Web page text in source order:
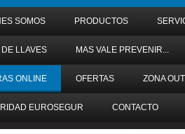
SOMOS PRODUCTOS
LLAVES MAS VALE PREVENIR...
ONLINE OFERTAS ZONA
EUROSEGUR CONTACTO